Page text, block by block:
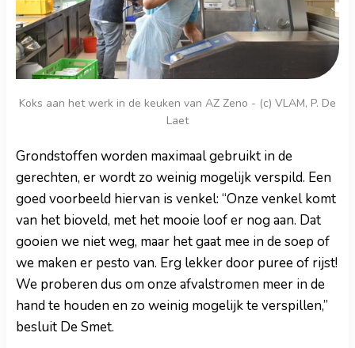
Koks aan het werk in de keuken van AZ Zeno - (c) VLAM, P. De
Laet
Grondstoffen worden maximaal gebruikt in de
gerechten, er wordt zo weinig mogelijk verspild. Een
goed voorbeeld hiervan is venkel: “Onze venkel komt
van het bioveld, met het mooie loof er nog aan. Dat
gooien we niet weg, maar het gaat mee in de soep of
we maken er pesto van. Erg lekker door puree of rijst!
We proberen dus om onze afvalstromen meer in de
hand te houden en zo weinig mogelijk te verspillen,”
besluit De Smet.